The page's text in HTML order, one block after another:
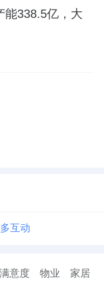
能338.5亿，大
互动
意度 物业 家居